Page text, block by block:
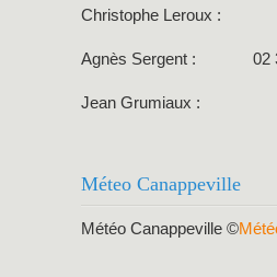
Christophe Leroux :
Agnès Sergent : 02
Jean Grumiaux :
Méteo Canappeville
Météo Canappeville ©